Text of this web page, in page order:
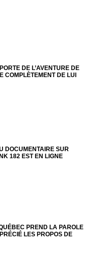
DE L’AVENTURE DE
COMPLÈTEMENT DE LUI
DOCUMENTAIRE SUR
182 EST EN LIGNE
PREND LA PAROLE
LES PROPOS DE